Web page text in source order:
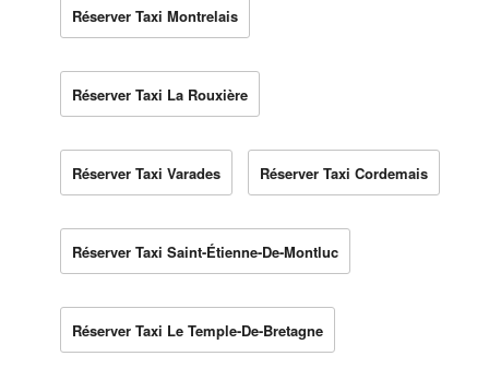
Réserver Taxi Montrelais
Réserver Taxi La Rouxière
Réserver Taxi Varades Réserver Taxi Cordemais
Réserver Taxi Saint-Étienne-De-Montluc
Réserver Taxi Le Temple-De-Bretagne